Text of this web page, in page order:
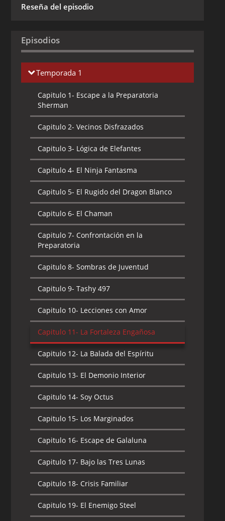
Reseña del episodio
Episodios
Temporada 1
Capitulo 1- Escape a la Preparatoria
Sherman
Capitulo 2- Vecinos Disfrazados
Capitulo 3- Lógica de Elefantes
Capitulo 4- El Ninja Fantasma
Capitulo 5- El Rugido del Dragon Blanco
Capitulo 6- El Chaman
Capitulo 7- Confrontación en la
Preparatoria
Capitulo 8- Sombras de Juventud
Capitulo 9- Tashy 497
Capitulo 10- Lecciones con Amor
Capitulo 11- La Fortaleza Engañosa
Capitulo 12- La Balada del Espíritu
Capitulo 13- El Demonio Interior
Capitulo 14- Soy Octus
Capitulo 15- Los Marginados
Capitulo 16- Escape de Galaluna
Capitulo 17- Bajo las Tres Lunas
Capitulo 18- Crisis Familiar
Capitulo 19- El Enemigo Steel